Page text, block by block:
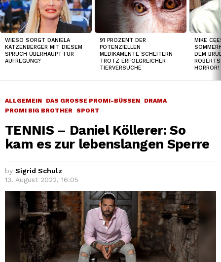
WIESO SORGT DANIELA
KATZENBERGER MIT DIESEM
SPRUCH ÜBERHAUPT FÜR
AUFREGUNG?
91 PROZENT DER
POTENZIELLEN
MEDIKAMENTE SCHEITERN
TROTZ ERFOLGREICHER
TIERVERSUCHE
MIKE
DEM
HORROR!
ALLGEMEIN DAS GROSSE PROMI-BÜSSEN
DRAMA
PROMI BIG BROTHER SPORT
TENNIS – Daniel Köllerer: So
kam es zur lebenslangen Sperre
by Sigrid Schulz
13. August 2022, 16:05